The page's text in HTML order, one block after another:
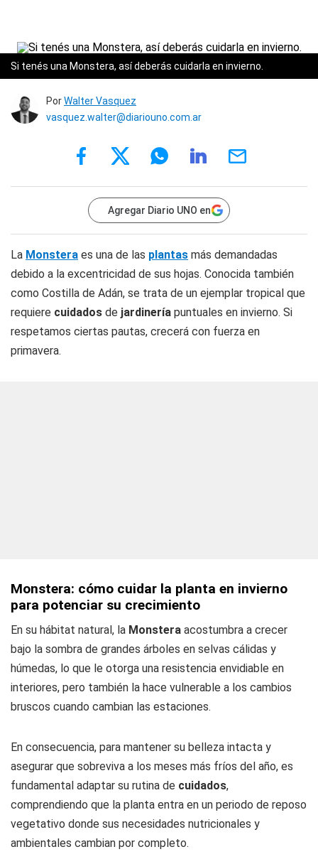
Si tenés una Monstera, así deberás cuidarla en invierno.
PorWalter Vasquez
vasquez.walter@diariouno.com.ar
Agregar Diario UNO en
La Monstera es una de las plantas más demandadas
debido a la excentricidad de sus hojas. Conocida también
como Costilla de Adán, se trata de un ejemplar tropical que
requiere cuidados de jardinería puntuales en invierno. Si
respetamos ciertas pautas, crecerá con fuerza en
primavera.
Monstera: cómo cuidar la planta en invierno
para potenciar su crecimiento
En su hábitat natural, la Monstera acostumbra a crecer
bajo la sombra de grandes árboles en selvas cálidas y
húmedas, lo que le otorga una resistencia envidiable en
interiores, pero también la hace vulnerable a los cambios
bruscos cuando cambian las estaciones.
En consecuencia, para mantener su belleza intacta y
asegurar que sobreviva a los meses más fríos del año, es
fundamental adaptar su rutina de cuidados,
comprendiendo que la planta entra en un periodo de reposo
vegetativo donde sus necesidades nutricionales y
ambientales cambian por completo.